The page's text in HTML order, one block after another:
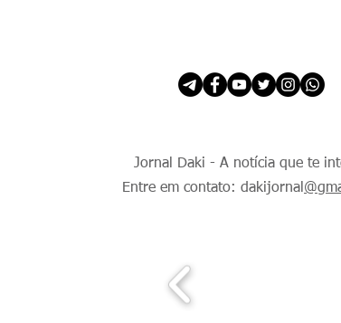
Jornal Daki - A notícia que te
Entre em contato: dakijornal